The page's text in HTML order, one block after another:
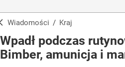
Wiadomości / Kraj
Wpadł podczas
Bimber, amunicja i